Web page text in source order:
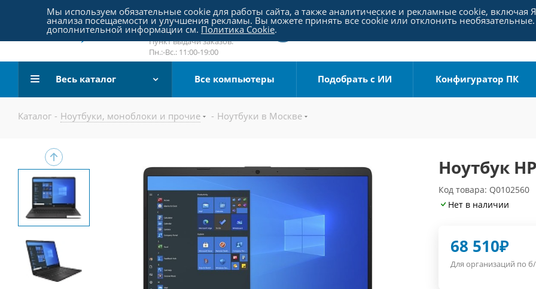
Пятницкое шоссе 18, пав. 267
email:sale@pc-arena.ru
Пн.:-Вс.: 10:00-20:00
Пункт выдачи заказов:
Пн.:-Вс.: 11:00-19:00
Весь каталог Все компьютеры Подобрать с ИИ Конфигуратор ПК
Каталог - Ноутбуки, моноблоки и прочие - Ноутбуки в Москве
Ноутбук
Код товара: Q0102560
Нет в наличии
68 510₽
Для организаций по
Мы используем обязательные cookie для работы сайта, а также аналитические и рекламные cookie, включая
анализа посещаемости и улучшения рекламы. Вы можете принять все cookie или отклонить
дополнительной информации см. Политика Cookie.